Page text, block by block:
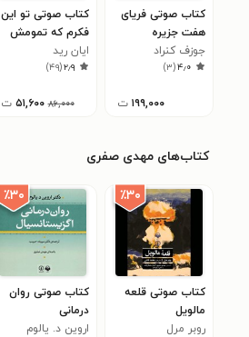
کتاب صوتی فریای
هفت‌ جزیره
جوزف کنراد
۴٫۰(۳)
۱۹۹,۰۰۰ ت
کتاب صوتی تو این
فکرم که تمومش
کنم
ایان رید
۲٫۹(۴۹)
۸۶,۰۰۰ ۵۱,۶۰۰ ت
کتاب‌های مهدی صفری
٪۳۰
کتاب صوتی قلعه
مالویل
روبر مرل
٪۳۰
کتاب صوتی روان
درمانی
اگزیستانسیال
اروین د. یالوم